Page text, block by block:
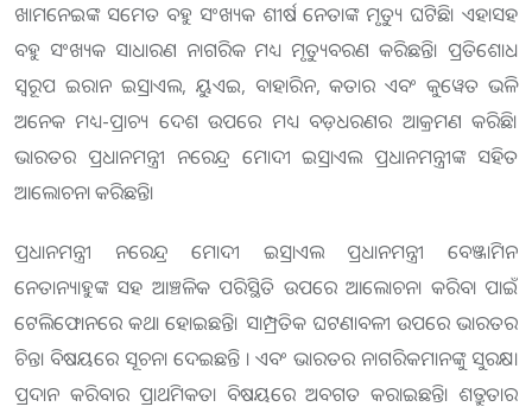
ଖାମନେଇଙ୍କ ସମେତ ବହୁ ସଂଖ୍ୟକ ଶୀର୍ଷ ନେତାଙ୍କ ମୃତ୍ୟୁ ଘଟିଛି। ଏହାସହ
ବହୁ ସଂଖ୍ୟକ ସାଧାରଣ ନାଗରିକ ମଧ୍ୟ ମୃତ୍ୟୁବରଣ କରିଛନ୍ତି। ପ୍ରତିଶୋଧ
ସ୍ୱରୂପ ଇରାନ ଇସ୍ରାଏଲ, ୟୁଏଇ, ବାହାରିନ, କତାର ଏବଂ କୁୱେତ ଭଳି
ଅନେକ ମଧ୍ୟ-ପ୍ରାଚ୍ୟ ଦେଶ ଉପରେ ମଧ୍ୟ ବଡ଼ଧରଣର ଆକ୍ରମଣ କରିଛି।
ଭାରତର ପ୍ରଧାନମନ୍ତ୍ରୀ ନରେନ୍ଦ୍ର ମୋଦୀ ଇସ୍ରାଏଲ ପ୍ରଧାନମନ୍ତ୍ରୀଙ୍କ ସହିତ
ଆଲୋଚନା କରିଛନ୍ତି।
ପ୍ରଧାନମନ୍ତ୍ରୀ ନରେନ୍ଦ୍ର ମୋଦୀ ଇସ୍ରାଏଲ ପ୍ରଧାନମନ୍ତ୍ରୀ ବେଞ୍ଜାମିନ
ନେତାନ୍ୟାହୁଙ୍କ ସହ ଆଞ୍ଚଳିକ ପରିସ୍ଥିତି ଉପରେ ଆଲୋଚନା କରିବା ପାଇଁ
ଟେଲିଫୋନରେ କଥା ହୋଇଛନ୍ତି। ସାମ୍ପ୍ରତିକ ଘଟଣାବଳୀ ଉପରେ ଭାରତର
ଚିନ୍ତା ବିଷୟରେ ସୂଚନା ଦେଇଛନ୍ତି । ଏବଂ ଭାରତର ନାଗରିକମାନଙ୍କୁ ସୁରକ୍ଷା
ପ୍ରଦାନ କରିବାର ପ୍ରାଥମିକତା ବିଷୟରେ ଅବଗତ କରାଇଛନ୍ତି। ଶତ୍ରୁତାର